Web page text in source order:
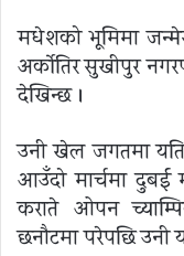
मधेशको भूमिमा जन्मेर
अर्कोतिर सुखीपुर
देखिन्छ ।
उनी खेल जगतमा
आउँदो मार्चमा दुबई
कराते ओपन
छनौटमा परेपछि उनी